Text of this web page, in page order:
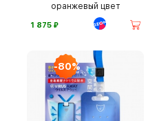
оранжевый цвет
1 875 ⃏
-80%